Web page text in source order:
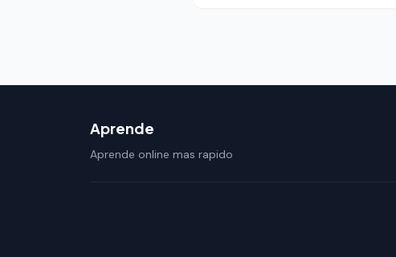
Aprende
Aprende online mas rapido